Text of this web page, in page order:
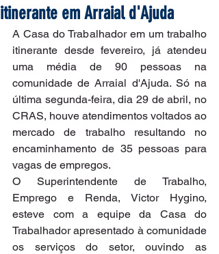
itinerante em Arraial d'Ajuda
A Casa do Trabalhador em um trabalho
itinerante desde fevereiro, já atendeu
uma média de 90 pessoas na
comunidade de Arraial d'Ajuda. Só na
última segunda-feira, dia 29 de abril, no
CRAS, houve atendimentos voltados ao
mercado de trabalho resultando no
encaminhamento de 35 pessoas para
vagas de empregos.
O Superintendente de Trabalho,
Emprego e Renda, Victor Hygino,
esteve com a equipe da Casa do
Trabalhador apresentado à comunidade
os serviços do setor, ouvindo as